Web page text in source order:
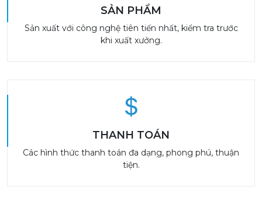
SẢN PHẨM
Sản xuất với công nghệ tiên tiến nhất, kiểm tra trước
khi xuất xưởng.
THANH TOÁN
Các hình thức thanh toán đa dạng, phong phú, thuận
tiện.